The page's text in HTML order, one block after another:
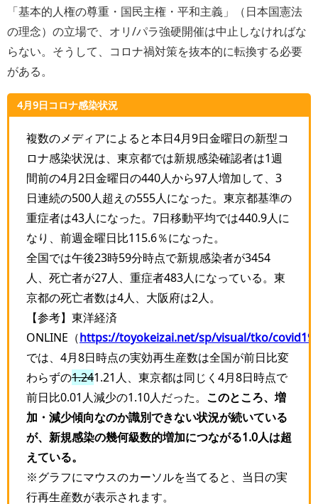
「基本的人権の尊重・国民主権・平和主義」（日本国憲法
の理念）の立場で、オリ/パラ強硬開催は中止しなければな
らない。そうして、コロナ禍対策を抜本的に転換する必要
がある。
4月9日コロナ感染状況
複数のメディアによると本日4月9日金曜日の新型コ
ロナ感染状況は、東京都では新規感染確認者は1週
間前の4月2日金曜日の440人から97人増加して、3
日連続の500人超えの555人になった。東京都基準の
重症者は43人になった。7日移動平均では440.9人に
なり、前週金曜日比115.6％になった。
全国では午後23時59分時点で新規感染者が3454
人、死亡者が27人、重症者483人になっている。東
京都の死亡者数は4人、大阪府は2人。
【参考】東洋経済
ONLINE（https://toyokeizai.net/sp/visual/tko/covid19/
では、4月8日時点の実効再生産数は全国が前日比変
わらずの1.241.21人、東京都は同じく4月8日時点で
前日比0.01人減少の1.10人だった。 このところ、増
加・減少傾向なのか識別できない状況が続いている
が、新規感染の幾何級数的増加につながる1.0人は超
えている。
※グラフにマウスのカーソルを当てると、当日の実
行再生産数が表示されます。